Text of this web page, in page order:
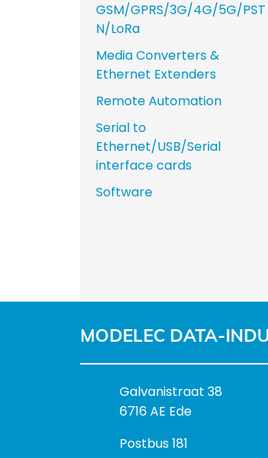
GSM/GPRS/3G/4G/5G/PST
N/LoRa
Media Converters &
Ethernet Extenders
Remote Automation
Serial to
Ethernet/USB/Serial
interface cards
Software
MODELEC DATA-
B
e
o
Galvanistraat 38
6716 AE Ede
P
Postbus 181